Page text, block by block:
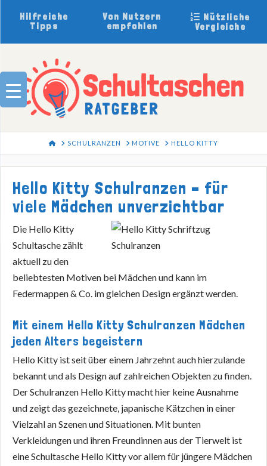
Hilfreiche
Tipps
Von Nutzern
empfohlen
Nützliche
Vergleiche
HOMESCHULRANZEN MOTIVE HELLO KITTY
Hello Kitty Schulranzen – für
viele Mädchen unverzichtbar
Die Hello Kitty
Schultasche zählt
aktuell zu den
beliebtesten Motiven bei Mädchen und kann im
Federmappen & Co. im gleichen Design ergänzt werden.
Mit einem Hello Kitty Schulranzen Mädchen
jeden Alters begeistern
Hello Kitty ist seit über einem Jahrzehnt auch hierzulande
bekannt und als Design auf zahlreichen Objekten zu finden.
Der Schulranzen Hello Kitty macht hier keine Ausnahme
und zeigt das gezeichnete, japanische Kätzchen in einer
Vielzahl an Szenen und Situationen. Mit bunten
Verkleidungen und ihren Freundinnen aus der Tierwelt ist
eine Schultasche Hello Kitty vor allem für jüngere Mädchen